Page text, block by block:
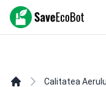
SaveEcoBot
Calitatea